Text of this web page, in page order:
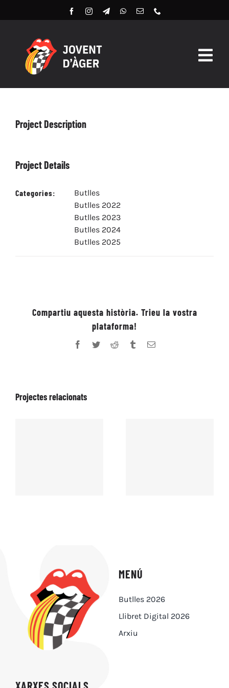
to
Llibret Digital 2026
Project Description
Project Details
Categories:
Butlles
Butlles 2022
Butlles 2023
Butlles 2024
Butlles 2025
Compartiu aquesta història. Trieu la vostra
plataforma!
Facebook
TwitterReddit TumblrEmail:
Projectes relacionats
MENÚ
Butlles 2026
Llibret Digital 2026
Arxiu